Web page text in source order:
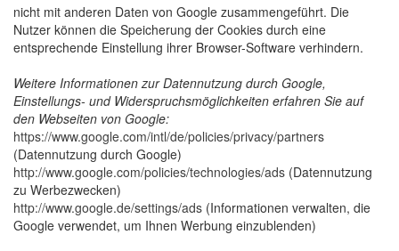
nicht mit anderen Daten von Google zusammengeführt. Die
Nutzer können die Speicherung der Cookies durch eine
entsprechende Einstellung ihrer Browser-Software verhindern.
Weitere Informationen zur Datennutzung durch Google,
Einstellungs- und Widerspruchsmöglichkeiten erfahren Sie auf
den Webseiten von Google:
https://www.google.com/intl/de/policies/privacy/partners
(Datennutzung durch Google)
http://www.google.com/policies/technologies/ads (Datennutzung
zu Werbezwecken)
http://www.google.de/settings/ads (Informationen verwalten, die
Google verwendet, um Ihnen Werbung einzublenden)